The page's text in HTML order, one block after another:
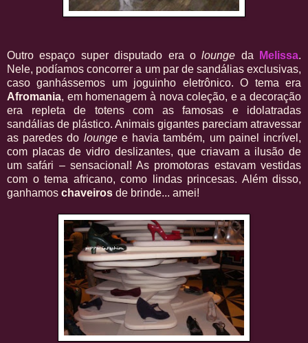
Outro espaço super disputado era olounge da Melissa.
Nele, podíamos concorrer a um par de sandálias exclusivas,
caso ganhássemos um joguinho eletrônico. O tema era
Afromania, em homenagem à nova coleção, e a decoração
era repleta de totens com as famosas e idolatradas
sandálias de plástico. Animais gigantes pareciam atravessar
as paredes do loungee havia também, um painel incrível,
com placas de vidro deslizantes, que criavam a ilusão de
um safári – sensacional! As promotoras estavam vestidas
com o tema africano, como lindas princesas. Além disso,
ganhamos chaveiros de brinde... amei!